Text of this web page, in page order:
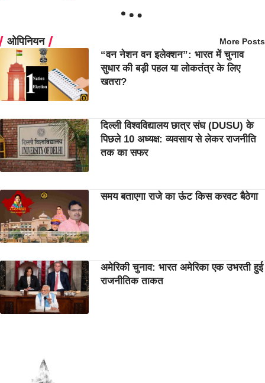
ओपिनियन More Posts
“वन नेशन वन इलेक्शन”: भारत में चुनाव
सुधार की बड़ी पहल या लोकतंत्र के लिए
खतरा?
दिल्ली विश्वविद्यालय छात्र संघ (DUSU) के
पिछले 10 अध्यक्ष: व्यवसाय से लेकर राजनीति
तक का सफर
समय बताएगा राजे का ऊंट किस करवट बैठेगा
अमेरिकी चुनाव: भारत अमेरिका एक उभरती हुई
राजनीतिक ताकत